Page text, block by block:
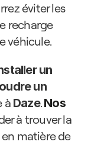
éviter les
recharge
véhicule.
un
un
à Daze. Nos
à trouver la
matière de